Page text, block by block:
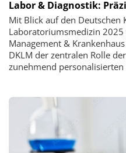
Labor & Diagnostik:
Mit Blick auf den Deutschen
Laboratoriumsmedizin
Management &
DKLM der zentralen Rolle
zunehmend personalisierten